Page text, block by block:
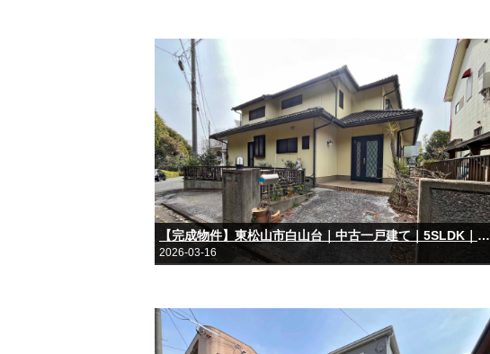
【完成物件】東松山市白山台｜中古一戸建て｜5SLDK｜カースペース1台｜敷地76坪
2026-03-16